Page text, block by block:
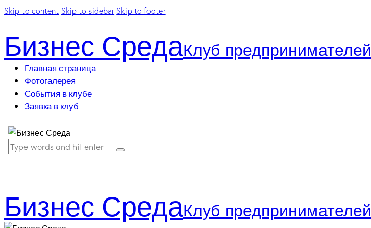
Skip to content Skip to sidebar Skip to footer
Бизнес СредаКлуб предпринимателей
Главная страница
Фотогалерея
События в клубе
Заявка в клуб
Бизнес СредаКлуб предпринимателей